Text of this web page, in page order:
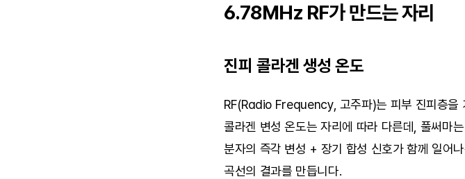
6.78MHz RF가 만드는 자리
진피 콜라겐 생성 온도
RF(Radio Frequency, 고주파)는 피부 진피층을
콜라겐 변성 온도는 자리에 따라 다른데, 풀써마
분자의 즉각 변성 + 장기 합성 신호가 함께 일어
곡선의 결과를 만듭니다.